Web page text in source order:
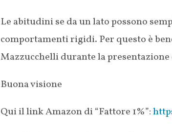
Le abitudini se da un lato possono
comportamenti rigidi. Per questo è
Mazzucchelli durante la presentazione
Buona visione
Qui il link Amazon di “Fattore 1%”: